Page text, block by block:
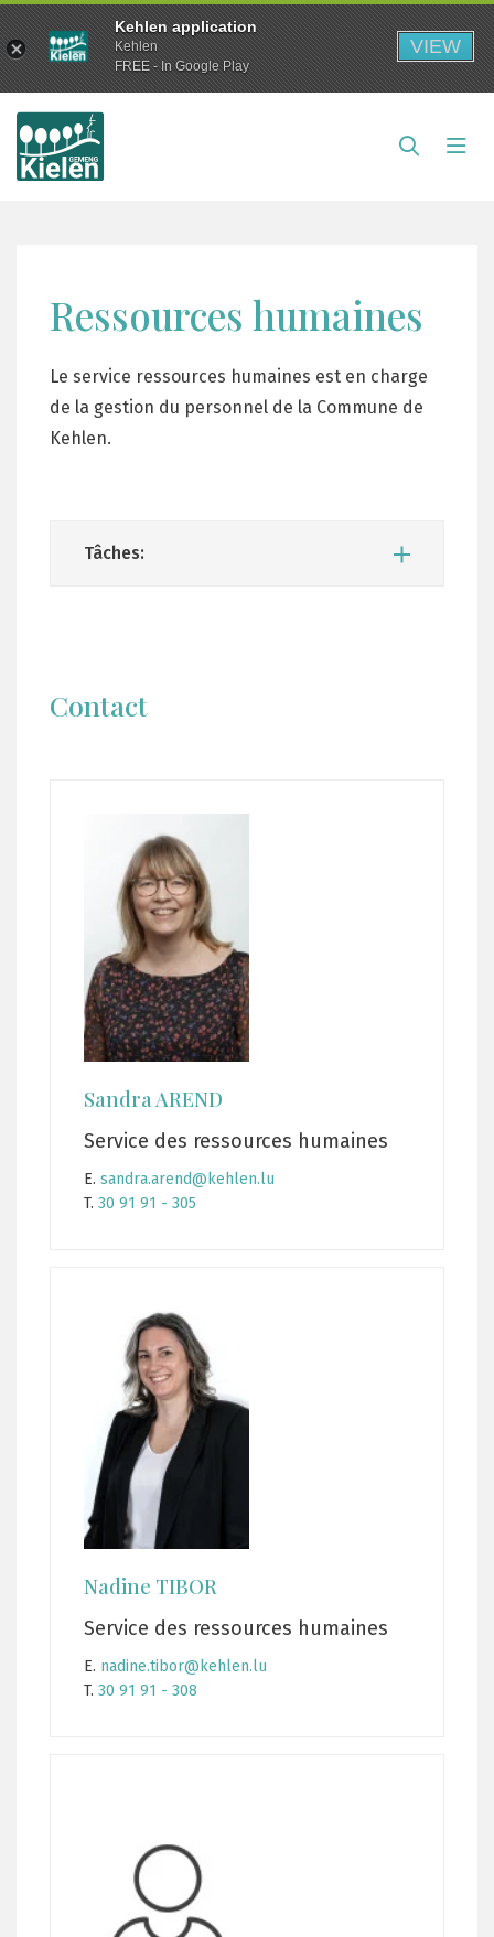
Kehlen application
Kehlen
FREE - In Google Play
VIEW
Ressources humaines
Le service ressources humaines est en charge
de la gestion du personnel de la Commune de
Kehlen.
Tâches:
Contact
Sandra AREND
Service des ressources humaines
E. sandra.arend@kehlen.lu
T. 30 91 91 - 305
Nadine TIBOR
Service des ressources humaines
E. nadine.tibor@kehlen.lu
T. 30 91 91 - 308